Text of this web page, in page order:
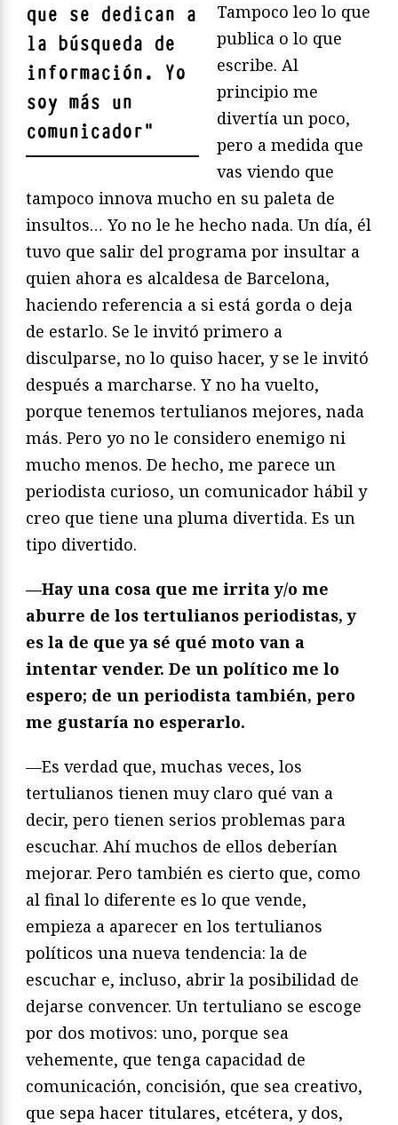
que se dedican a
la búsqueda de
información. Yo
soy más un
comunicador"
Tampoco leo lo que
publica o lo que
escribe. Al
principio me
divertía un poco,
pero a medida que
vas viendo que
tampoco innova mucho en su paleta de
insultos… Yo no le he hecho nada. Un día, él
tuvo que salir del programa por insultar a
quien ahora es alcaldesa de Barcelona,
haciendo referencia a si está gorda o deja
de estarlo. Se le invitó primero a
disculparse, no lo quiso hacer, y se le invitó
después a marcharse. Y no ha vuelto,
porque tenemos tertulianos mejores, nada
más. Pero yo no le considero enemigo ni
mucho menos. De hecho, me parece un
periodista curioso, un comunicador hábil y
creo que tiene una pluma divertida. Es un
tipo divertido.
—Hay una cosa que me irrita y/o me
aburre de los tertulianos periodistas, y
es la de que ya sé qué moto van a
intentar vender. De un político me lo
espero; de un periodista también, pero
me gustaría no esperarlo.
—Es verdad que, muchas veces, los
tertulianos tienen muy claro qué van a
decir, pero tienen serios problemas para
escuchar. Ahí muchos de ellos deberían
mejorar. Pero también es cierto que, como
al final lo diferente es lo que vende,
empieza a aparecer en los tertulianos
políticos una nueva tendencia: la de
escuchar e, incluso, abrir la posibilidad de
dejarse convencer. Un tertuliano se escoge
por dos motivos: uno, porque sea
vehemente, que tenga capacidad de
comunicación, concisión, que sea creativo,
que sepa hacer titulares, etcétera, y dos,